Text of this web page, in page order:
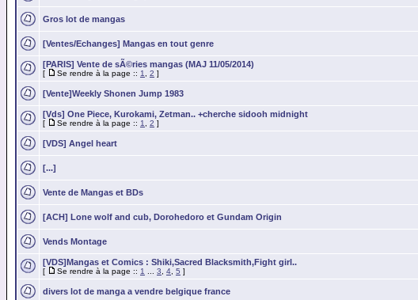
Gros lot de mangas
[Ventes/Echanges] Mangas en tout genre
[PARIS] Vente de sÃ©ries mangas (MAJ 11/05/2014)
[ Se rendre à la page :: 1 2 ]
[Vente]Weekly Shonen Jump 1983
[Vds] One Piece, Kurokami, Zetman.. +cherche sidooh midnight
[ Se rendre à la page :: 1 2 ]
[VDS] Angel heart
[...]
Vente de Mangas et BDs
[ACH] Lone wolf and cub, Dorohedoro et Gundam Origin
Vends Montage
[VDS]Mangas et Comics : Shiki,Sacred Blacksmith,Fight girl..
[ Se rendre à la page :: 1 3 4 5 ]
divers lot de manga a vendre belgique france